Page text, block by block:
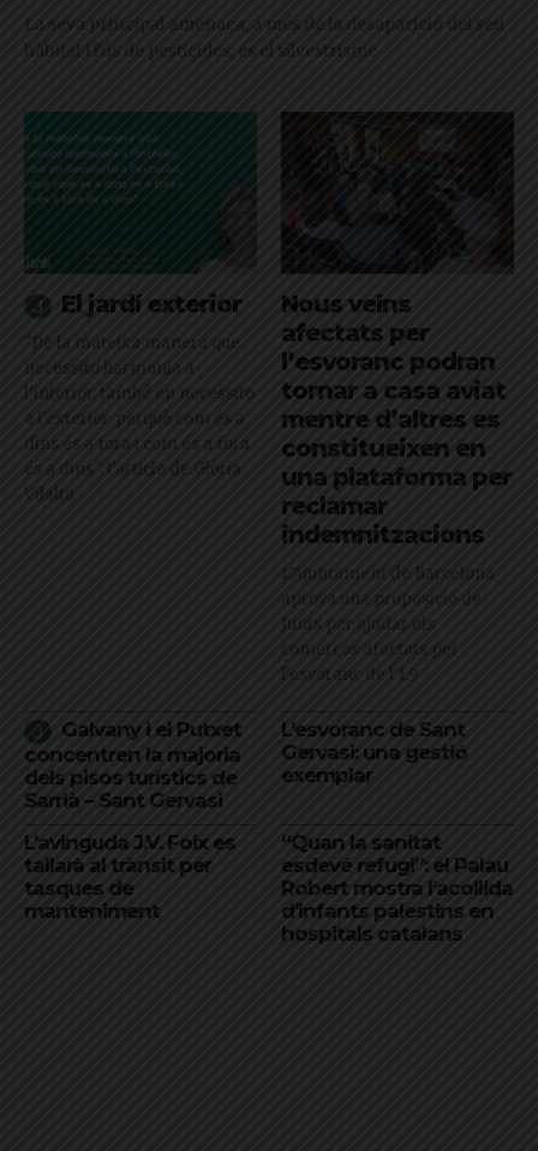
La seva principal amenaça, a més de la desaparició del seu
hàbitat i l'ús de pesticides, és el silvestrisme
El jardí exterior
"De la mateixa manera que
necessito harmonia a
l’interior, també en necessito
a l’exterior, perquè com és a
dins és a fora i com és a fora
és a dins": l'article de Glòria
Vilalta
Nous veïns
afectats per
l’esvoranc podran
tornar a casa aviat
mentre d’altres es
constitueixen en
una plataforma per
reclamar
indemnitzacions
L’Ajuntament de Barcelona
aprova una proposició de
Junts per ajudar els
comerços afectats per
l'esvoranc de l'L9
Galvany i el Putxet
concentren la majoria
dels pisos turístics de
Sarrià – Sant Gervasi
L’esvoranc de Sant
Gervasi: una gestió
exemplar
L’avinguda J.V. Foix es
tallarà al trànsit per
tasques de
manteniment
“Quan la sanitat
esdevé refugi”: el Palau
Robert mostra l’acollida
d’infants palestins en
hospitals catalans